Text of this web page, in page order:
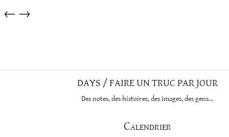
Articles
→
←
DAYS / FAIRE UN TRUC PAR JOUR
Des notes, des histoires, des images, des gens…
Calendrier